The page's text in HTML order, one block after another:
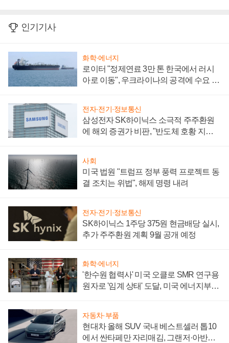
인기기사
화학·에너지
로이터 "정제연료 3만 톤 한국에서 러시
아로 이동", 우크라이나의 공격에 수요 늘
전자·전기·정보통신
삼성전자 SK하이닉스 소극적 주주환원
에 해외 증권가 비판, "반도체 호황 지속
사회
미국 법원 "트럼프 정부 풍력 프로젝트 동
결 조치는 위법", 해제 명령 내려
전자·전기·정보통신
SK하이닉스 1주당 375원 현금배당 실시,
추가 주주환원 계획 9월 공개 예정
화학·에너지
'한수원 협력사' 미국 오클로 SMR 연구용
원자로 '임계 상태' 도달, 미국 에너지부
자동차·부품
현대차 올해 SUV 국내 베스트셀러 톱10
에서 싼타페만 자리매김, 그랜저·아반떼